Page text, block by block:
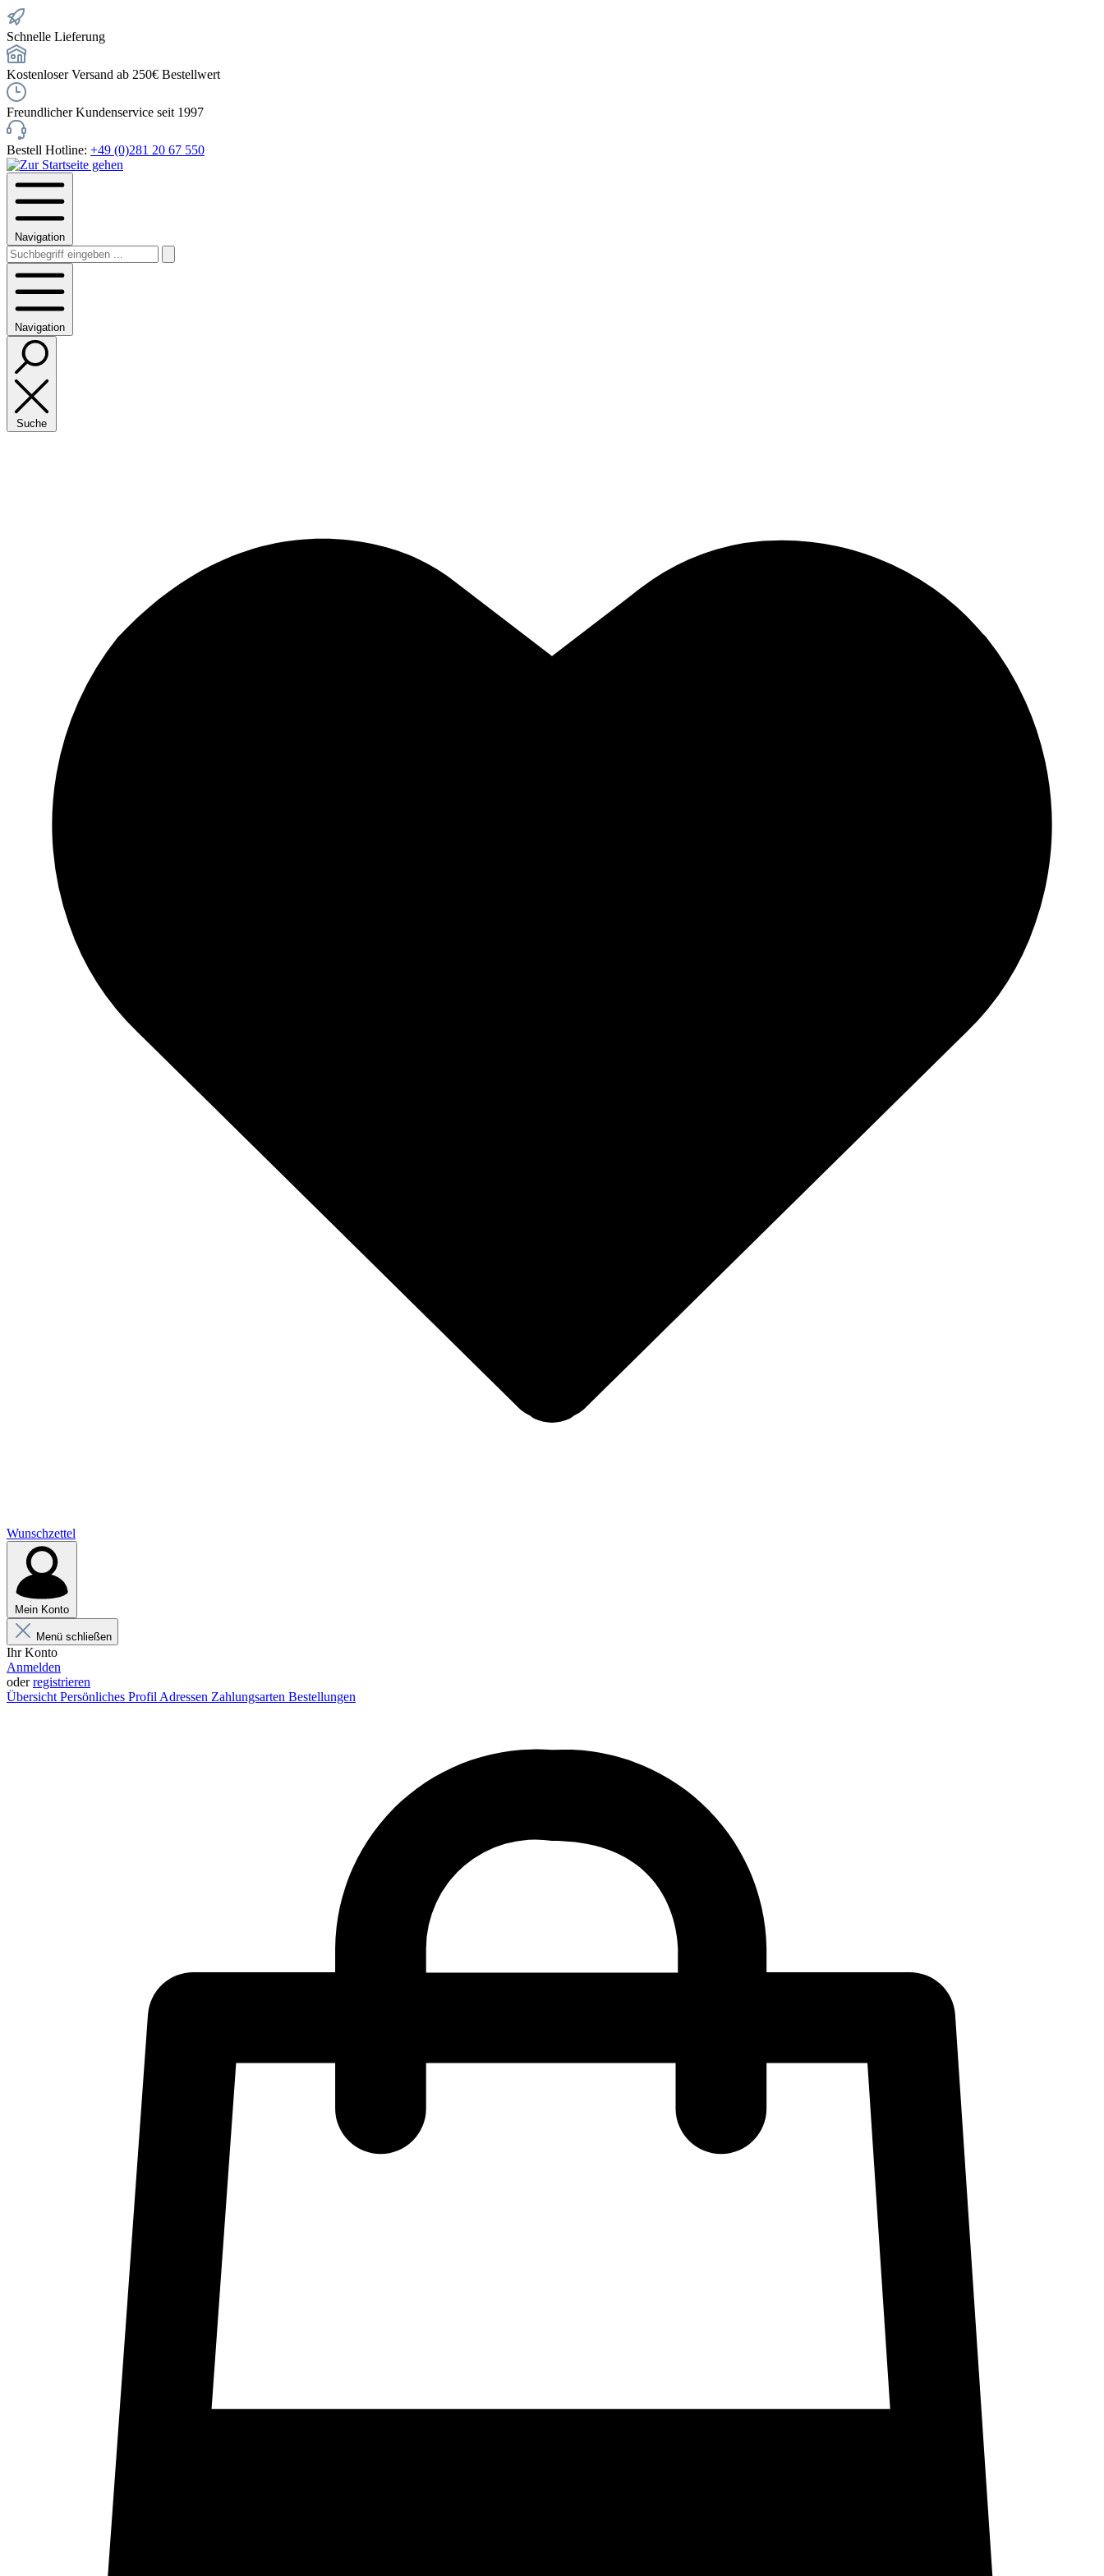
Schnelle Lieferung
Kostenloser Versand ab 250€ Bestellwert
Freundlicher Kundenservice seit 1997
Bestell Hotline: +49 (0)281 20 67 550
Navigation
Navigation
Suche
Wunschzettel
Mein Konto
Menü schließen
Ihr Konto
Anmelden
oderregistrieren
Übersicht Persönliches Profil Adressen Zahlungsarten Bestellungen